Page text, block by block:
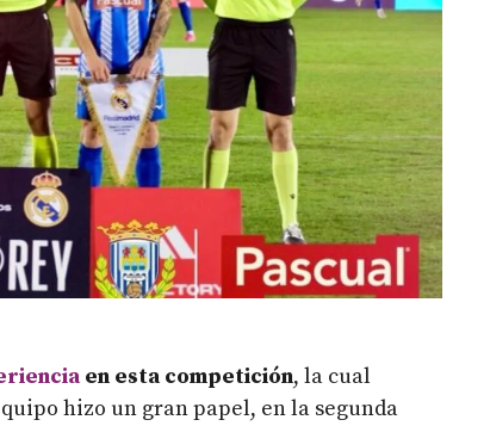
en esta competición, la cual
hizo un gran papel, en la segunda